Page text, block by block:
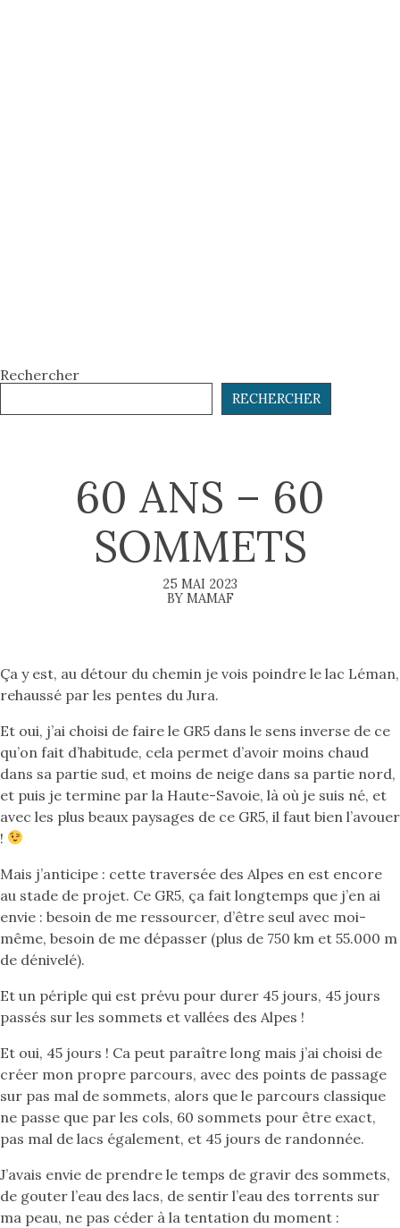
Rechercher
RECHERCHER
60 ANS – 60
SOMMETS
25 MAI 2023
BY MAMAF
Ça y est, au détour du chemin je vois poindre le lac Léman,
rehaussé par les pentes du Jura.
Et oui, j’ai choisi de faire le GR5 dans le sens inverse de ce
qu’on fait d’habitude, cela permet d’avoir moins chaud
dans sa partie sud, et moins de neige dans sa partie nord,
et puis je termine par la Haute-Savoie, là où je suis né, et
avec les plus beaux paysages de ce GR5, il faut bien l’avouer
!
Mais j’anticipe : cette traversée des Alpes en est encore
au stade de projet. Ce GR5, ça fait longtemps que j’en ai
envie : besoin de me ressourcer, d’être seul avec moi-
même, besoin de me dépasser (plus de 750 km et 55.000 m
de dénivelé).
Et un périple qui est prévu pour durer 45 jours, 45 jours
passés sur les sommets et vallées des Alpes !
Et oui, 45 jours ! Ca peut paraître long mais j’ai choisi de
créer mon propre parcours, avec des points de passage
sur pas mal de sommets, alors que le parcours classique
ne passe que par les cols, 60 sommets pour être exact,
pas mal de lacs également, et 45 jours de randonnée.
J’avais envie de prendre le temps de gravir des sommets,
de gouter l’eau des lacs, de sentir l’eau des torrents sur
ma peau, ne pas céder à la tentation du moment :